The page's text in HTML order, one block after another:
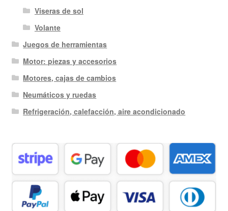
Viseras de sol
Volante
Juegos de herramientas
Motor: piezas y accesorios
Motores, cajas de cambios
Neumáticos y ruedas
Refrigeración, calefacción, aire acondicionado